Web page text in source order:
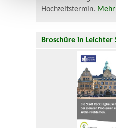
Hochzeitstermin. Mehr
Broschüre in Leichter